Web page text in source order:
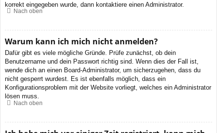
korrekt eingegeben wurde, dann kontaktiere einen Administrator.
Nach oben
Warum kann ich mich nicht anmelden?
Dafür gibt es viele mögliche Gründe. Prüfe zunächst, ob dein
Benutzername und dein Passwort richtig sind. Wenn dies der Fall ist,
wende dich an einen Board-Administrator, um sicherzugehen, dass du
nicht gesperrt wurdest. Es ist ebenfalls möglich, dass ein
Konfigurationsproblem mit der Website vorliegt, welches ein Administrator
lösen muss.
Nach oben